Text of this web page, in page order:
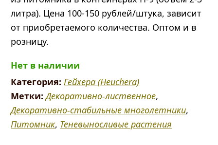
литра). Цена 100-150 рублей/штука, зависит
от приобретаемого количества. Оптом и в
розницу.
Нет в наличии
Категория: Гейхера (Heuchera)
Метки: Декоративно-лиственное,
Декоративно-стабильные многолетники,
Питомник, Теневыносливые растения